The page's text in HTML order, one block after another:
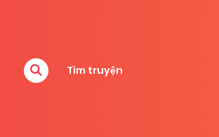
Tìm truyện